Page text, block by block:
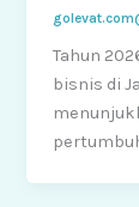
Tahun
bisnis di